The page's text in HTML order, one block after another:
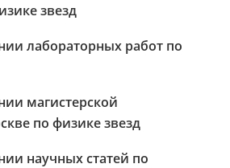
звезд
лабораторных работ по
магистерской
по физике звезд
научных статей по